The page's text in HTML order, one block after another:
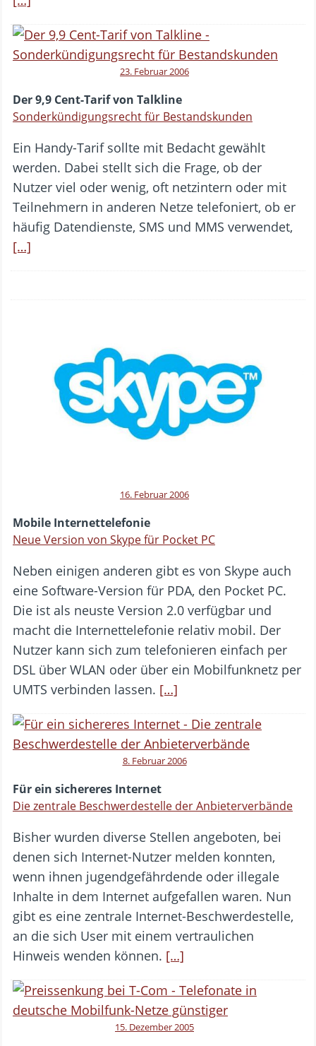
23. Februar 2006
Der 9,9 Cent-Tarif von Talkline
Sonderkündigungsrecht für Bestandskunden
Ein Handy-Tarif sollte mit Bedacht gewählt
werden. Dabei stellt sich die Frage, ob der
Nutzer viel oder wenig, oft netzintern oder mit
Teilnehmern in anderen Netze telefoniert, ob er
häufig Datendienste, SMS und MMS verwendet,
[…]
16. Februar 2006
Mobile Internettelefonie
Neue Version von Skype für Pocket PC
Neben einigen anderen gibt es von Skype auch
eine Software-Version für PDA, den Pocket PC.
Die ist als neuste Version 2.0 verfügbar und
macht die Internettelefonie relativ mobil. Der
Nutzer kann sich zum telefonieren einfach per
DSL über WLAN oder über ein Mobilfunknetz per
UMTS verbinden lassen. […]
8. Februar 2006
Für ein sichereres Internet
Die zentrale Beschwerdestelle der Anbieterverbände
Bisher wurden diverse Stellen angeboten, bei
denen sich Internet-Nutzer melden konnten,
wenn ihnen jugendgefährdende oder illegale
Inhalte in dem Internet aufgefallen waren. Nun
gibt es eine zentrale Internet-Beschwerdestelle,
an die sich User mit einem vertraulichen
Hinweis wenden können. […]
15. Dezember 2005